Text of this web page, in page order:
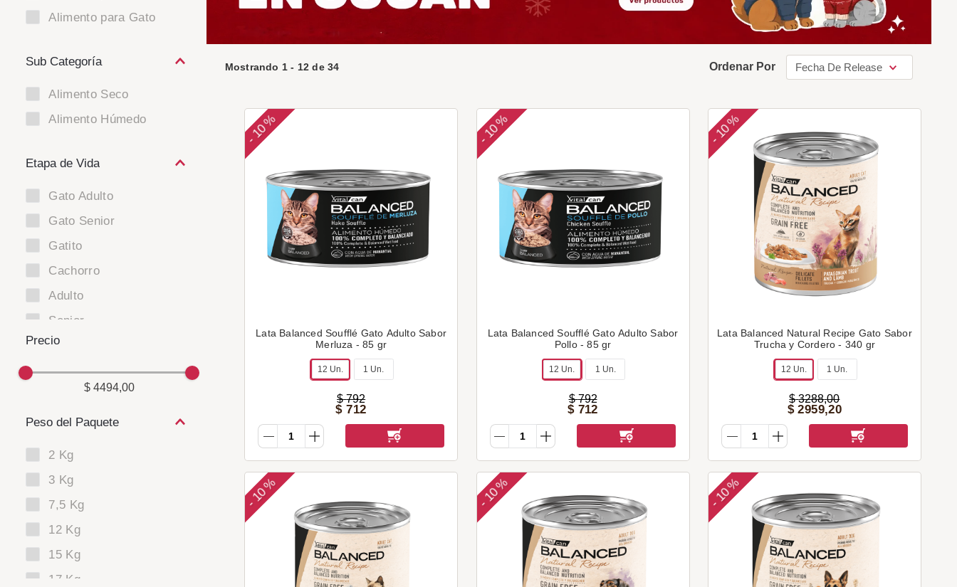
Alimento para Gato
Alimento Seco
Alimento Húmedo
Etapa de Vida
Gato Adulto
Gato Senior
Gatito
Cachorro
Adulto
Senior
Peso del Paquete
2 Kg
3 Kg
7,5 Kg
12 Kg
15 Kg
17 Kg
$ 4494,00
Mostrando 1 - 12 de 34 Ordenar Por Fecha De Release
-
10 %
Lata Balanced Soufflé Gato Adulto Sabor
Merluza - 85 gr
12 Un. 1 Un.
$ 792
$ 712
-
10 %
Lata Balanced Soufflé Gato Adulto Sabor
Pollo - 85 gr
12 Un. 1 Un.
$ 792
$ 712
-
10 %
Lata Balanced Natural Recipe Gato Sabor
Trucha y Cordero - 340 gr
12 Un. 1 Un.
$ 3288,00
$ 2959,20
-
10 % -
10 % -
10 %